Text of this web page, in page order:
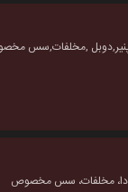
پنیر,دوبل ,مخلفات,سس
مخلفات، سس مخصوص